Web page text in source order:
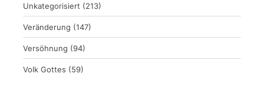
Unkategorisiert (213)
Veränderung (147)
Versöhnung (94)
Volk Gottes (59)